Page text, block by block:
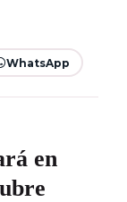
WhatsApp
en